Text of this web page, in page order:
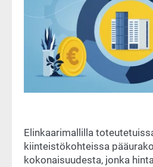
Elinkaarimallilla
kiinteistökohteissa
kokonaisuudesta, jonka